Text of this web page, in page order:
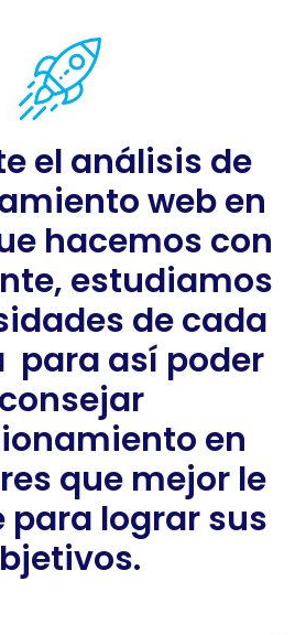
el análisis de
web en
hacemos con
estudiamos
de cada
para así poder
en
que mejor le
para lograr sus